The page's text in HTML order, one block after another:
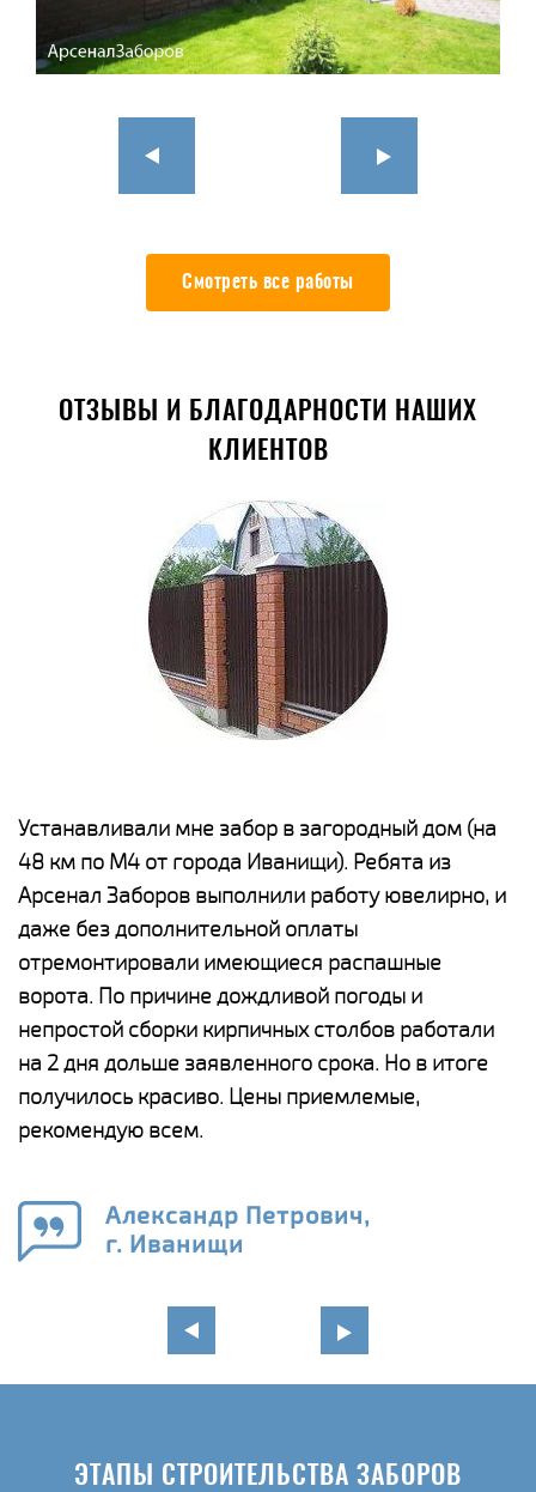
Смотреть все работы
ОТЗЫВЫ И БЛАГОДАРНОСТИ НАШИХ
КЛИЕНТОВ
Устанавливали мне забор в загородный дом (на
48 км по М4 от города Иванищи). Ребята из
Арсенал Заборов выполнили работу ювелирно, и
даже без дополнительной оплаты
отремонтировали имеющиеся распашные
ворота. По причине дождливой погоды и
непростой сборки кирпичных столбов работали
на 2 дня дольше заявленного срока. Но в итоге
получилось красиво. Цены приемлемые,
рекомендую всем.
Александр Петрович,
г. Иванищи
ЭТАПЫ СТРОИТЕЛЬСТВА ЗАБОРОВ